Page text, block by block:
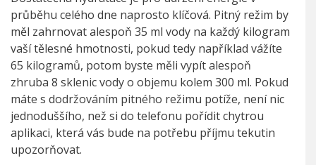
průběhu celého dne naprosto klíčová. Pitný režim by
měl zahrnovat alespoň 35 ml vody na každý kilogram
vaší tělesné hmotnosti, pokud tedy například vážíte
65 kilogramů, potom byste měli vypít alespoň
zhruba 8 sklenic vody o objemu kolem 300 ml. Pokud
máte s dodržováním pitného režimu potíže, není nic
jednoduššího, než si do telefonu pořídit chytrou
aplikaci, která vás bude na potřebu příjmu tekutin
upozorňovat.